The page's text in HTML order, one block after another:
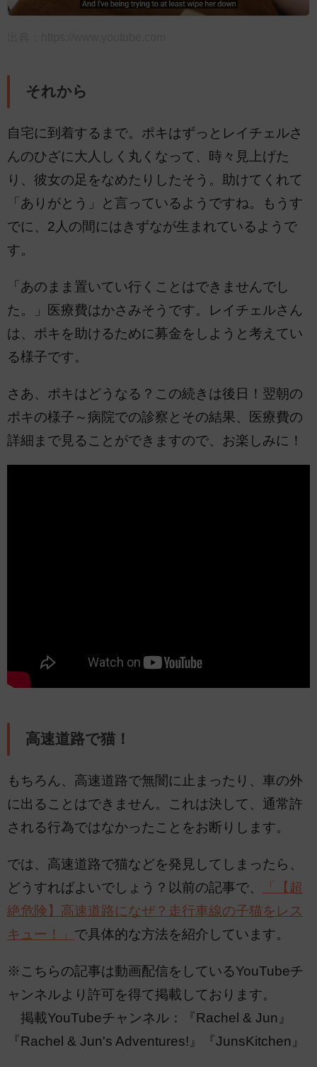
それから
自宅に到着するまで。ポキはずっとレイチェルさ
んのひざに大人しく丸くなって、時々見上げた
り、彼女の足をなめたりしたそう。助けてくれて
「ありがとう」と言っているようですね。もうす
でに、2人の間にはきずなが生まれているようで
す。
「あのまま置いてい行くことはできませんでし
た。」医療費はかさみそうです。レイチェルさん
は、ポキを助けるために募金をしようと考えてい
る様子です。
さあ、ポキはどうなる？この続きは後日！翌朝の
ポキの様子～病院での診察とその結果、医療費の
詳細まで見ることができますので、お楽しみに！
高速道路で猫！
もちろん、高速道路で無闇に止まったり、車の外
に出ることはできません。これは決して、通常許
される行為ではなかったことをお断りします。
では、高速道路で猫などを発見してしまったら、
どうすればよいでしょう？以前の記事で、
「【超
絶危険】高速道路になぜ？走行車線の子猫をレス
キュー！」 で具体的な方法を紹介しています。
※こちらの記事は動画配信をしているYouTubeチ
ャンネルより許可を得て掲載しております。
掲載YouTubeチャンネル：『Rachel & Jun』
『Rachel & Jun's Adventures!』『JunsKitchen』